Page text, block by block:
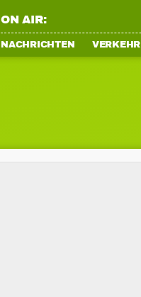
ON AIR:
NACHRICHTEN VERKEHR